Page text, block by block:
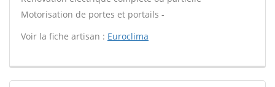
Motorisation de portes et portails -
Voir la fiche artisan : Euroclima